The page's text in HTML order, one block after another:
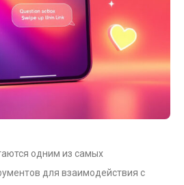
одним из самых
для взаимодействия с